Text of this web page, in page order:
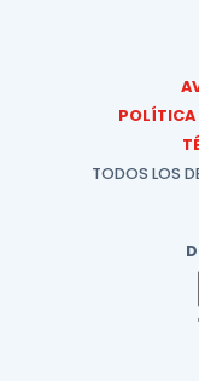
POLÍTICA
TODOS LOS